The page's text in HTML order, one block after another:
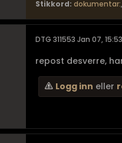
Stikkord: dokumentar:,
DTG 311553 Jan 07, 15:53
repost desverre,
Logg inn eller